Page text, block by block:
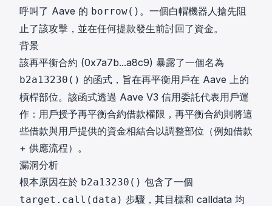
呼叫了 Aave 的 borrow() 。一個白帽機器人搶先阻
止了該攻擊，並在任何提款發生前討回了資金。
背景
該再平衡合約 (0x7a7b...a8c9) 暴露了一個名為
b2a13230() 的函式，旨在再平衡用戶在 Aave 上的
槓桿部位。該函式透過 Aave V3 信用委託代表用戶運
作：用戶授予再平衡合約借款權限，再平衡合約則將這
些借款與用戶提供的資金相結合以調整部位（例如借款
+ 供應流程）。
漏洞分析
根本原因在於 b2a13230() 包含了一個
target.call(data) 步驟，其目標和 calldata 均